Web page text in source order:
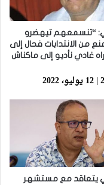
“تنسمعهم تيهضرو
من الانتدابات فحال إلى
غادي نأديو إلى ماكناش
يتعاقد مع مستشهر